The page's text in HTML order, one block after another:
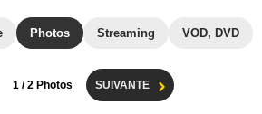
Photos Streaming VOD, DVD
1 / 2 Photos SUIVANTE